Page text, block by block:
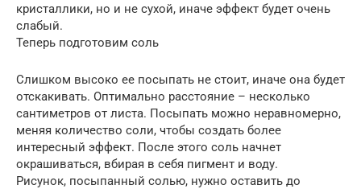
кристаллики, но и не сухой, иначе эффект будет очень
слабый.
Теперь подготовим соль
Слишком высоко ее посыпать не стоит, иначе она будет
отскакивать. Оптимально расстояние – несколько
сантиметров от листа. Посыпать можно неравномерно,
меняя количество соли, чтобы создать более
интересный эффект. После этого соль начнет
окрашиваться, вбирая в себя пигмент и воду.
Рисунок, посыпанный солью, нужно оставить до